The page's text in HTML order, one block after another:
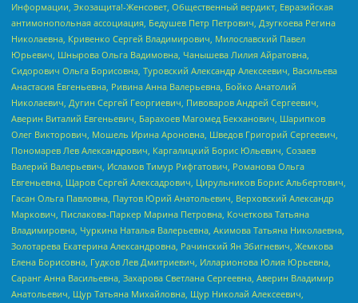
Информации, Экозащита!-Женсовет, Общественный вердикт, Евразийская
антимонопольная ассоциация, Бедушев Петр Петрович, Дзугкоева Регина
Николаевна, Кривенко Сергей Владимирович, Милославский Павел
Юрьевич, Шнырова Ольга Вадимовна, Чанышева Лилия Айратовна,
Сидорович Ольга Борисовна, Туровский Александр Алексеевич, Васильева
Анастасия Евгеньевна, Ривина Анна Валерьевна, Бойко Анатолий
Николаевич, Дугин Сергей Георгиевич, Пивоваров Андрей Сергеевич,
Аверин Виталий Евгеньевич, Барахоев Магомед Бекханович, Шарипков
Олег Викторович, Мошель Ирина Ароновна, Шведов Григорий Сергеевич,
Пономарев Лев Александрович, Каргалицкий Борис Юльевич, Созаев
Валерий Валерьевич, Исламов Тимур Рифгатович, Романова Ольга
Евгеньевна, Щаров Сергей Алексадрович, Цирульников Борис Альбертович,
Гасан Ольга Павловна, Паутов Юрий Анатольевич, Верховский Александр
Маркович, Пислакова-Паркер Марина Петровна, Кочеткова Татьяна
Владимировна, Чуркина Наталья Валерьевна, Акимова Татьяна Николаевна,
Золотарева Екатерина Александровна, Рачинский Ян Збигневич, Жемкова
Елена Борисовна, Гудков Лев Дмитриевич, Илларионова Юлия Юрьевна,
Саранг Анна Васильевна, Захарова Светлана Сергеевна, Аверин Владимир
Анатольевич, Щур Татьяна Михайловна, Щур Николай Алексеевич,